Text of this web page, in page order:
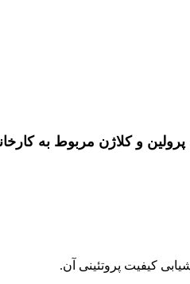
و کلاژن مربوط به کارخانه
کیفیت پروتئینی آن.